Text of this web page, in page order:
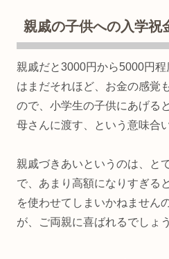
親戚の子供への入学祝
親戚だと3000円から5000円
はまだそれほど、お金の感覚
ので、小学生の子供にあげる
母さんに渡す、という意味合
親戚づきあいというのは、と
で、あまり高額になりすぎる
を使わせてしまいかねません
が、ご両親に喜ばれるでしょう